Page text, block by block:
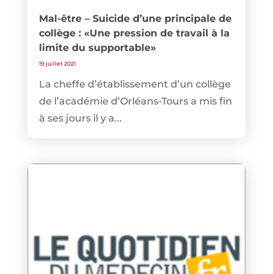
Mal-être – Suicide d’une principale de
collège : «Une pression de travail à la
limite du supportable»
19 juillet 2021
La cheffe d’établissement d’un collège
de l’académie d’Orléans-Tours a mis fin
à ses jours il y a...